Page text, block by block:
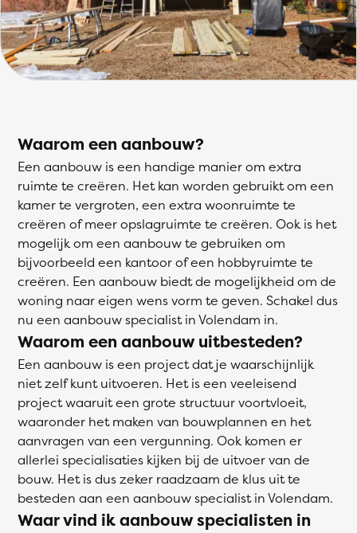
Waarom een aanbouw?
Een aanbouw is een handige manier om extra
ruimte te creëren. Het kan worden gebruikt om een
kamer te vergroten, een extra woonruimte te
creëren of meer opslagruimte te creëren. Ook is het
mogelijk om een aanbouw te gebruiken om
bijvoorbeeld een kantoor of een hobbyruimte te
creëren. Een aanbouw biedt de mogelijkheid om de
woning naar eigen wens vorm te geven. Schakel dus
nu een aanbouw specialist in Volendam in.
Waarom een aanbouw uitbesteden?
Een aanbouw is een project dat je waarschijnlijk
niet zelf kunt uitvoeren. Het is een veeleisend
project waaruit een grote structuur voortvloeit,
waaronder het maken van bouwplannen en het
aanvragen van een vergunning. Ook komen er
allerlei specialisaties kijken bij de uitvoer van de
bouw. Het is dus zeker raadzaam de klus uit te
besteden aan een aanbouw specialist in Volendam.
Waar vind ik aanbouw specialisten in